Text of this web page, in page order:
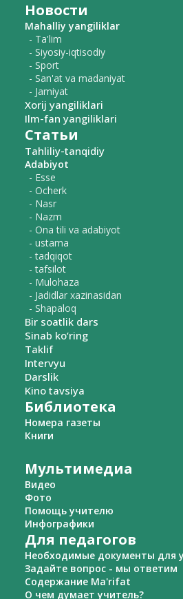
Новости
Mahalliy yangiliklar
- Ta'lim
- Siyosiy-iqtisodiy
- Sport
- San'at va madaniyat
- Jamiyat
Xorij yangiliklari
Ilm-fan yangiliklari
Статьи
Tahliliy-tanqidiy
Adabiyot
- Esse
- Ocherk
- Nasr
- Nazm
- Ona tili va adabiyot
- ustama
- tadqiqot
- tafsilot
- Mulohaza
- Jadidlar xazinasidan
- Shapaloq
Bir soatlik dars
Sinab ko‘ring
Taklif
Intervyu
Darslik
Kino tavsiya
Библиотека
Номера газеты
Книги
Мультимедиа
Видео
Фото
Помощь учителю
Инфографики
Для педагогов
Необходимые документы для
Задайте вопрос - мы ответим
Содержание Ma'rifat
О чем думает учитель?